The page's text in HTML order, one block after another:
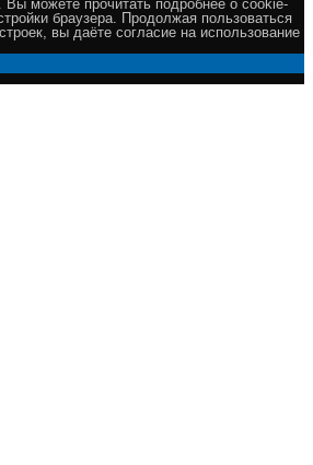
Вы можете прочитать подробнее о cookie-
браузера. Продолжая пользоваться
вы даёте согласие на использование